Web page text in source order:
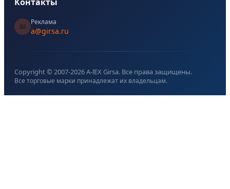
📧
Реклама
a@girsa.ru
Copyright © 2007-2026A-lEX Girsa. Все права защищены.
Все торговые марки принадлежат их владельцам.